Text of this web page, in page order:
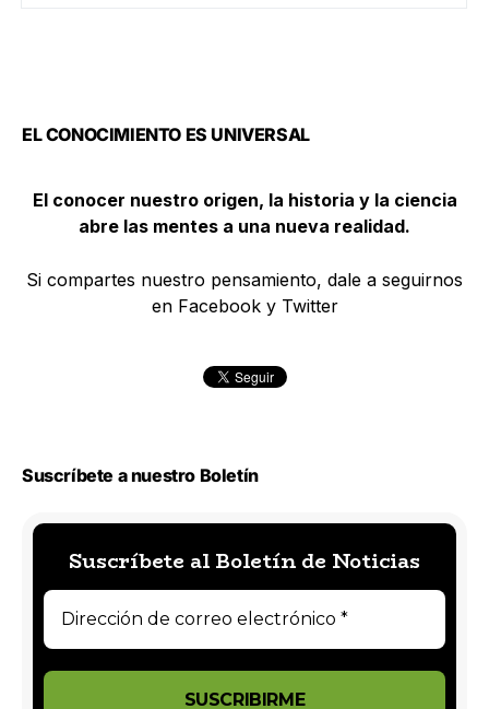
EL CONOCIMIENTO ES UNIVERSAL
El conocer nuestro origen, la historia y la ciencia
abre las mentes a una nueva realidad.
Si compartes nuestro pensamiento, dale a seguirnos
en Facebook y Twitter
Suscríbete a nuestro Boletín
Suscríbete al Boletín de Noticias